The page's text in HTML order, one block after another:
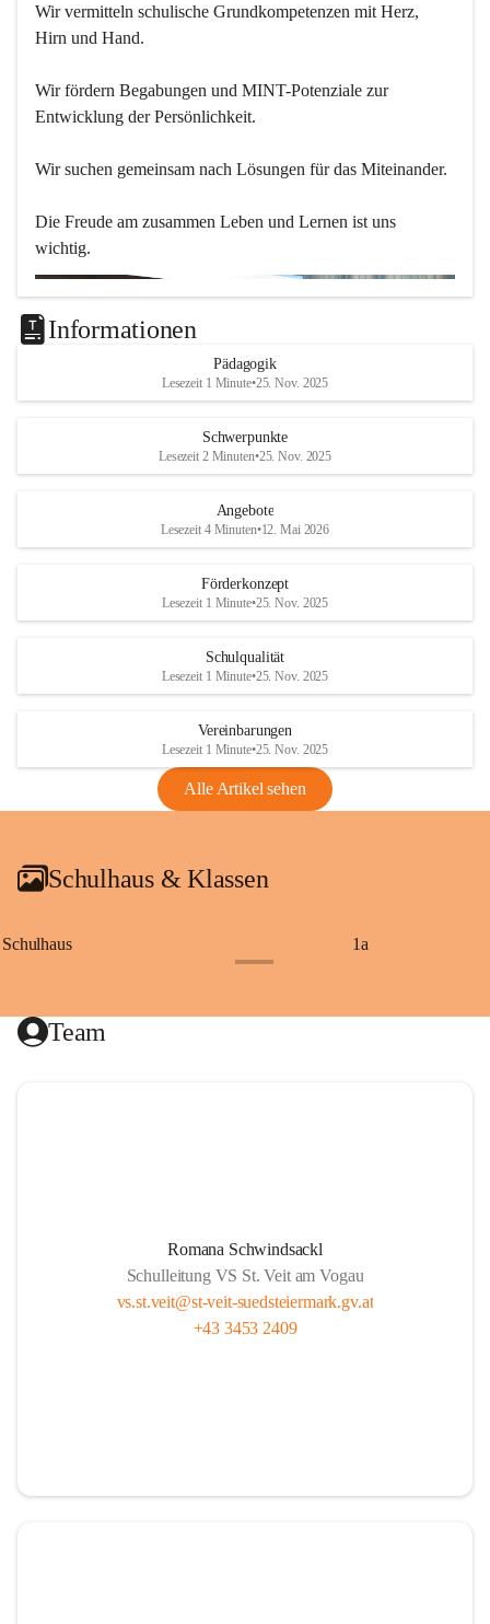
Wir vermitteln schulische Grundkompetenzen mit Herz,
Hirn und Hand.
Wir fördern Begabungen und MINT-Potenziale zur
Entwicklung der Persönlichkeit.
Wir suchen gemeinsam nach Lösungen für das Miteinander.
Die Freude am zusammen Leben und Lernen ist uns
wichtig.
Informationen
Pädagogik
Lesezeit 1 Minute•25. Nov. 2025
Schwerpunkte
Lesezeit 2 Minuten•25. Nov. 2025
Angebote
Lesezeit 4 Minuten•12. Mai 2026
Förderkonzept
Lesezeit 1 Minute•25. Nov. 2025
Schulqualität
Lesezeit 1 Minute•25. Nov. 2025
Vereinbarungen
Lesezeit 1 Minute•25. Nov. 2025
Alle Artikel sehen
Schulhaus & Klassen
Schulhaus 1a
Team
Romana Schwindsackl
Schulleitung VS St. Veit am Vogau
vs.st.veit@st-veit-suedsteiermark.gv.at
+43 3453 2409